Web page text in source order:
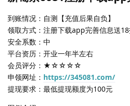
到账情况：自测【充值后果自负】
领取方式：注册下载app完善信息送
安全系数：中
平台资历：开业一年半左右
会员评分：★☆☆☆☆
申领网址： https://345081.com/
提现要求：最低提现额度为100元